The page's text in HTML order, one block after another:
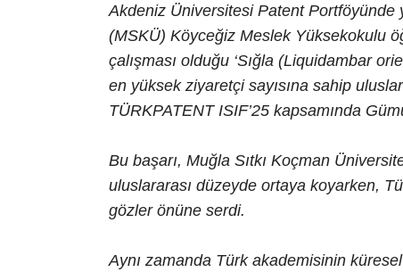
Akdeniz Üniversitesi Patent Portföyünde
(MSKÜ) Köyceğiz Meslek Yüksekokulu
çalışması olduğu ‘Sığla (Liquidambar
en yüksek ziyaretçi sayısına sahip
TÜRKPATENT ISIF’25 kapsamında
Bu başarı, Muğla Sıtkı Koçman
uluslararası düzeyde ortaya koyarken,
gözler önüne serdi.
Aynı zamanda Türk akademisinin